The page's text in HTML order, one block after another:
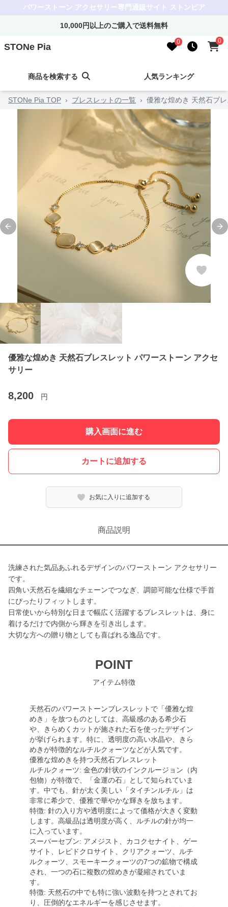
パワーストーン アクセサリー専門通販サイト ストンピア
10,000円以上のご購入で送料無料
STONe Pia 0 0
商品を検索する 人気ランキング
STONe Pia TOP › ブレスレットの一覧 › 優雅な煌めき 天然石ブ
Previous slide
優雅な煌めき 天然石ブレスレット パワーストーン アクセ
サリー
8,200 円
購入画面に進む
カートに追加する
お気に入りに追加する
商品説明
洗練された気品あふれるデザインのパワーストーン アクセサリー
です。
四角い天然石を繊細なチェーンでつなぎ、調節可能な仕様で手首
にぴったりフィットします。
日常使いから特別な日まで幅広く活躍するブレスレットは、身に
着けるだけで内側から輝きを引き出します。
大切な方への贈り物としても喜ばれる逸品です。
POINT
アイテム特徴
天然石のパワーストーンブレスレットで「優雅な煌
めき」を放つものとしては、高級感のある希少石
や、きらめくカットが施された石を使ったデザイン
が挙げられます。特に、透明度の高い水晶や、きら
めきが特徴的なルチルクォーツなどが人気です。
優雅な煌めきを持つ天然石ブレスレット
ルチルクォーツ: 金色の針状のインクルージョン（内
包物）が特徴で、「金運の石」として知られていま
す。中でも、針が太く美しい「タイチンルチル」は
非常に希少で、優雅で華やかな輝きを放ちます。
特徴: 針の入り方や透明度によって価格が大きく変動
します。高級品は透明度が高く、ルチルの針が均一
に入っています。
スーパーセブン: アメジスト、カコクセナイト、ゲー
サイト、レピドクロサイト、クリアクォーツ、ルチ
ルクォーツ、スモーキークォーツの7つの鉱物で構成
され、一つの石に複数の煌めきが凝縮されていま
す。
特徴: 天然石の中でも特に強い波動を持つとされてお
り、圧倒的なエネルギーを感じさせます。